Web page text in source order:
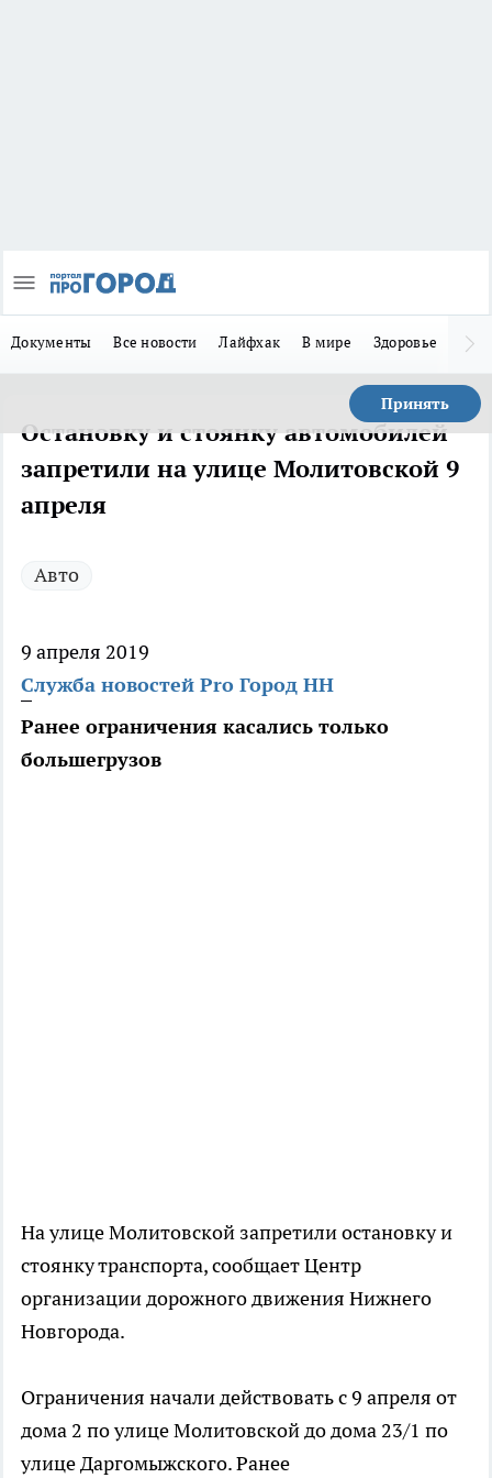
Документы Все новости Лайфхак В мире Здоровье
Принять
Остановку и стоянку автомобилей
запретили на улице Молитовской 9
апреля
Авто
9 апреля 2019
Служба новостей Pro Город НН
Ранее ограничения касались только
большегрузов
На улице Молитовской запретили остановку и
стоянку транспорта, сообщает Центр
организации дорожного движения Нижнего
Новгорода.
Ограничения начали действовать с 9 апреля от
дома 2 по улице Молитовской до дома 23/1 по
улице Даргомыжского. Ранее